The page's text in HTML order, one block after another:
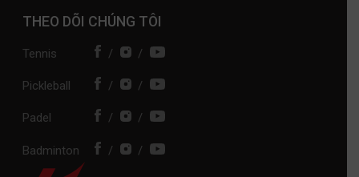
THEO DÕI CHÚNG TÔI
Tennis / /
Pickleball / /
Padel / /
Badminton / /